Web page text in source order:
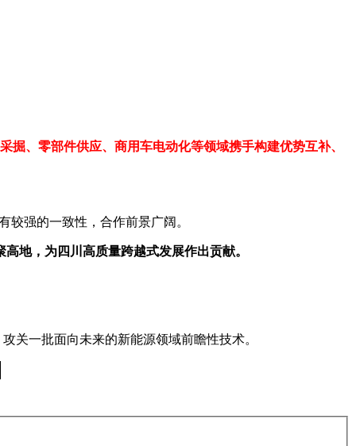
、零部件供应、商用车电动化等领域携手构建优势互补、
较强的一致性，合作前景广阔。
地，为四川高质量跨越式发展作出贡献。
关一批面向未来的新能源领域前瞻性技术。